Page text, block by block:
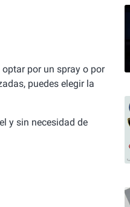
por un spray o por
puedes elegir la
y sin necesidad de